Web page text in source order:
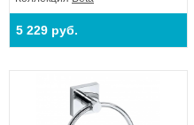
5 229 руб.